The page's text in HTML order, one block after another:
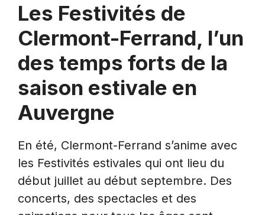
Les Festivités de
Clermont-Ferrand, l’un
des temps forts de la
saison estivale en
Auvergne
En été, Clermont-Ferrand s’anime avec
les Festivités estivales qui ont lieu du
début juillet au début septembre. Des
concerts, des spectacles et des